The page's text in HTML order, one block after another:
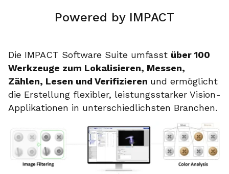
Powered by IMPACT
Die IMPACT Software Suite umfasst über 100
Werkzeuge zum Lokalisieren, Messen,
Zählen, Lesen und Verifizieren und ermöglicht
die Erstellung flexibler, leistungsstarker Vision-
Applikationen in unterschiedlichsten Branchen.